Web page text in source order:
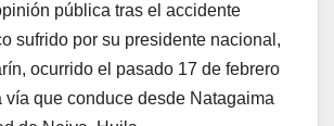
pública tras el accidente
sufrido por su presidente nacional,
ocurrido el pasado 17 de febrero
vía que conduce desde Natagaima